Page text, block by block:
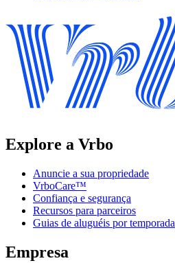
Explore a Vrbo
Anuncie a sua propriedade
VrboCare™
Confiança e segurança
Recursos para parceiros
Guias de aluguéis por temporada
Empresa